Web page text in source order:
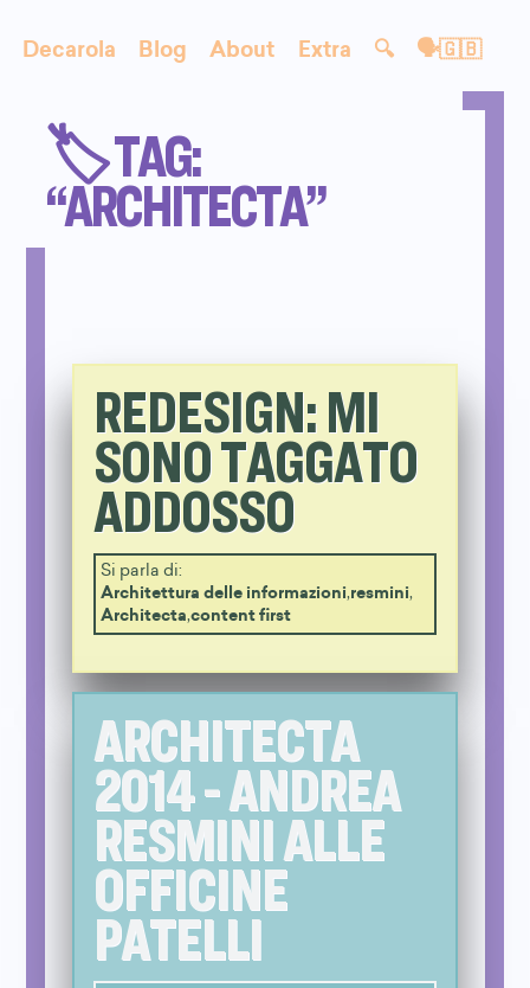
Decarola Blog About Extra 🔍 🗣🇬🇧
🏷️ TAG:
“ARCHITECTA”
REDESIGN: MI
SONO TAGGATO
ADDOSSO
Si parla di:
Architettura delle informazioni,resmini,
Architecta,content first
ARCHITECTA
2014 - ANDREA
RESMINI ALLE
OFFICINE
PATELLI